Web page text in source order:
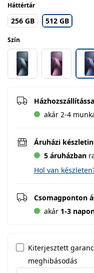
Háttértár
256 GB 512 GB
Szín
akár 2-4
Áruházi
5 áruházban
Hol van
Csomagponton
akár 1-3
Kiterjesztett
meghibásodás